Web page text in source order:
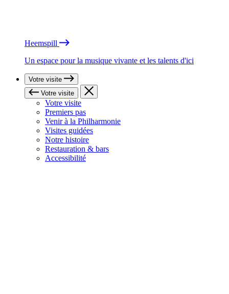
Heemspill
Un espace pour la musique vivante et les talents d'ici
Votre visite
Votre visite
Votre visite
Premiers pas
Venir à la Philharmonie
Visites guidées
Notre histoire
Restauration & bars
Accessibilité